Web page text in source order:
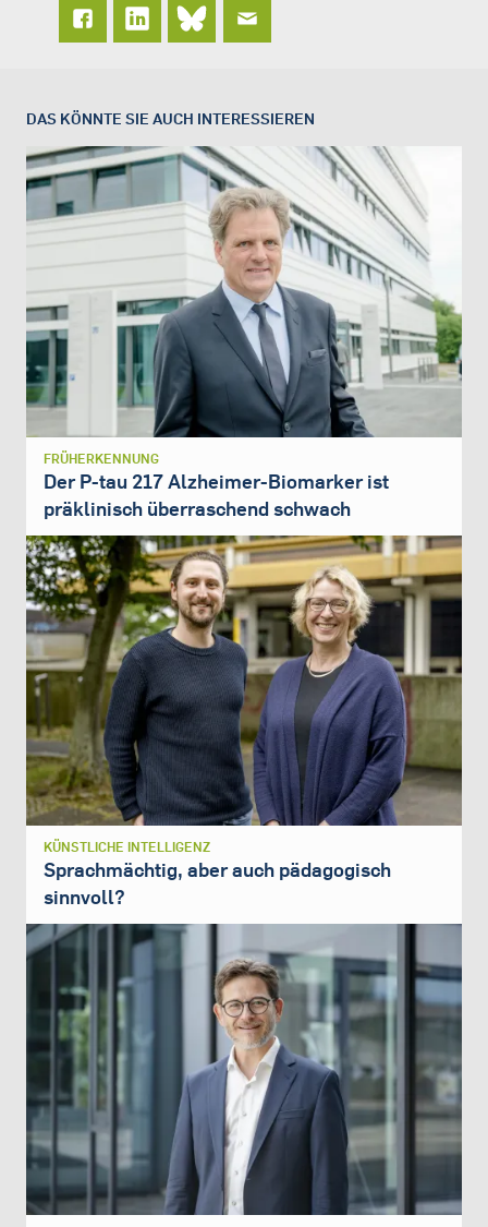
DAS KÖNNTE SIE AUCH INTERESSIEREN
FRÜHERKENNUNG
Der P-tau 217 Alzheimer-Biomarker ist
präklinisch überraschend schwach
KÜNSTLICHE INTELLIGENZ
Sprachmächtig, aber auch pädagogisch
sinnvoll?